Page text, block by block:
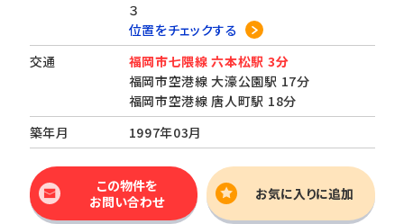
３
位置をチェックする
交通
福岡市七隈線 六本松駅 3分
福岡市空港線 大濠公園駅 17分
福岡市空港線 唐人町駅 18分
築年月
1997年03月
この物件を
お問い合わせ
お気に入りに追加